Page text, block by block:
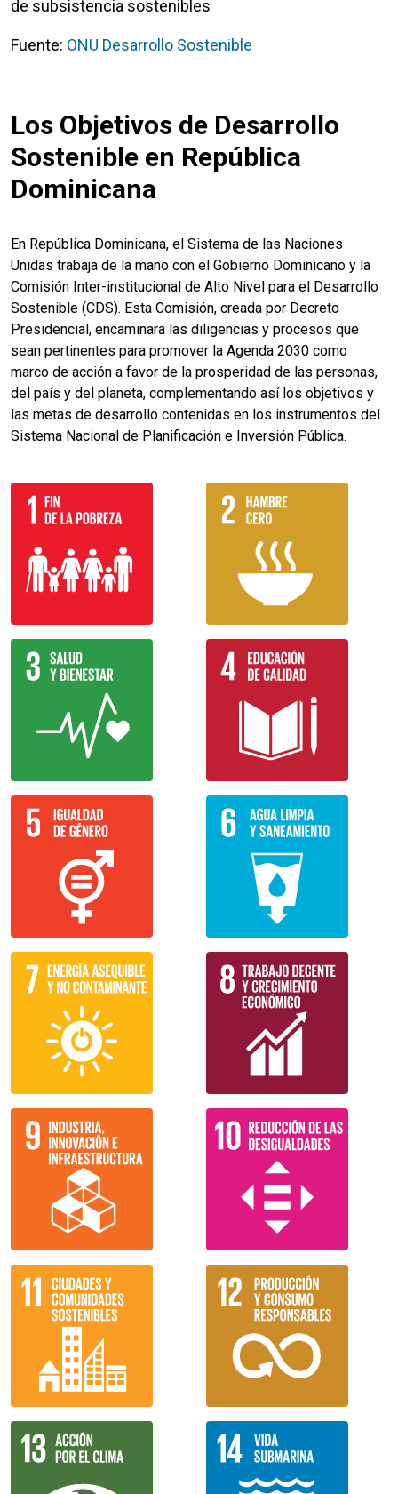
de subsistencia sostenibles
Fuente: ONU Desarrollo Sostenible
Los Objetivos de Desarrollo
Sostenible en República
Dominicana
En República Dominicana, el Sistema de las Naciones
Unidas trabaja de la mano con el Gobierno Dominicano y la
Comisión Inter-institucional de Alto Nivel para el Desarrollo
Sostenible (CDS). Esta Comisión, creada por Decreto
Presidencial, encaminara las diligencias y procesos que
sean pertinentes para promover la Agenda 2030 como
marco de acción a favor de la prosperidad de las personas,
del país y del planeta, complementando así los objetivos y
las metas de desarrollo contenidas en los instrumentos del
Sistema Nacional de Planificación e Inversión Pública.